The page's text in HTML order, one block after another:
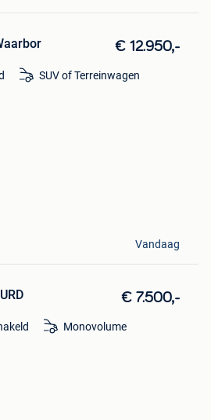
€ 12.950,-
SUV of Terreinwagen
Vandaag
€ 7.500,-
Monovolume